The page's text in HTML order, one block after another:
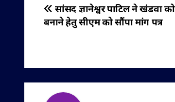
पोस्ट
नेविगेशन
सांसद ज्ञानेश्वर पाटिल ने खंडवा
बनाने हेतु सीएम को सौंपा मांग पत्र